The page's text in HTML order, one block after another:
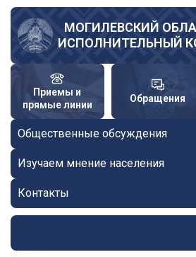
Перейти
основному
содержанию
МОГИЛЕВСКИЙ
ИСПОЛНИТЕЛЬНЫЙ
Приемы и
прямые линии
Обращения
Общественные обсуждения
Изучаем мнение населения
Контакты